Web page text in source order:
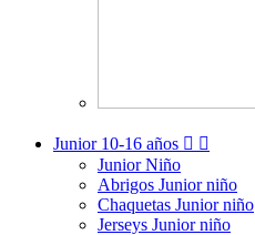
Junior 10-16 años  
Junior Niño
Abrigos Junior niño
Chaquetas Junior niño
Jerseys Junior niño